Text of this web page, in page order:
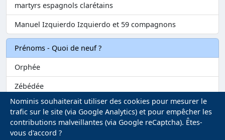
martyrs espagnols clarétains
Manuel Izquierdo Izquierdo et 59 compagnons
Prénoms - Quoi de neuf ?
Orphée
Zébédée
Melvil
Matilin
Nominis souhaiterait utiliser des cookies pour mesurer le
trafic sur le site (via Google Analytics) et pour empêcher les
contributions malveillantes (via Google reCaptcha). Êtes-
vous d'accord ?